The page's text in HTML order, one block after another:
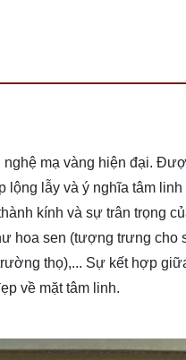
nghệ mạ vàng hiện đại.
lộng lẫy và ý nghĩa tâm linh
kính và sự trân trọng
hoa sen (tượng trưng cho
thọ),... Sự kết hợp
về mặt tâm linh.